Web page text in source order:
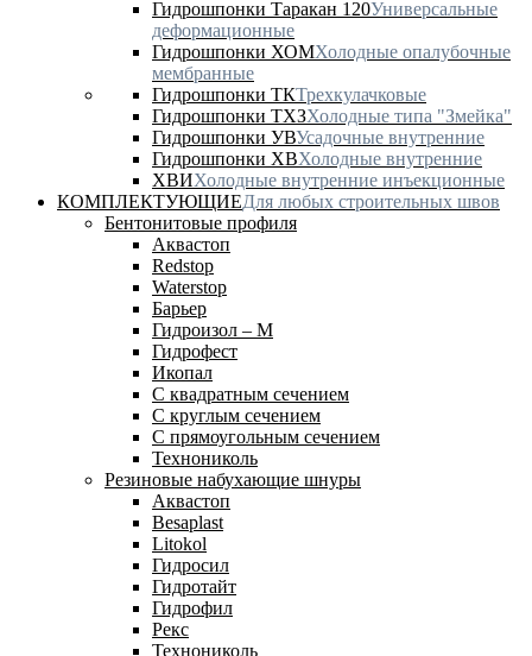
Гидрошпонки Таракан 120Универсальные
деформационные
Гидрошпонки ХОМХолодные опалубочные
мембранные
Гидрошпонки ТКТрехкулачковые
Гидрошпонки ТХЗХолодные типа "Змейка"
Гидрошпонки УВУсадочные внутренние
Гидрошпонки ХВХолодные внутренние
ХВИХолодные внутренние инъекционные
КОМПЛЕКТУЮЩИЕДля любых строительных швов
Бентонитовые профиля
Аквастоп
Redstop
Waterstop
Барьер
Гидроизол – М
Гидрофест
Икопал
С квадратным сечением
С круглым сечением
С прямоугольным сечением
Технониколь
Резиновые набухающие шнуры
Аквастоп
Besaplast
Litokol
Гидросил
Гидротайт
Гидрофил
Рекс
Технониколь